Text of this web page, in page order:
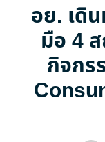
อย. เดิ
มือ 4
กิจกร